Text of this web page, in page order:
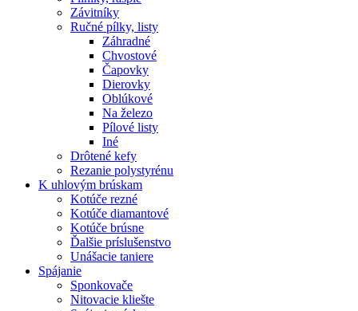
Závitníky
Ručné pílky, listy
Záhradné
Chvostové
Čapovky
Dierovky
Oblúkové
Na železo
Pílové listy
Iné
Drôtené kefy
Rezanie polystyrénu
K uhlovým brúskam
Kotúče rezné
Kotúče diamantové
Kotúče brúsne
Ďalšie príslušenstvo
Unášacie taniere
Spájanie
Sponkovače
Nitovacie kliešte